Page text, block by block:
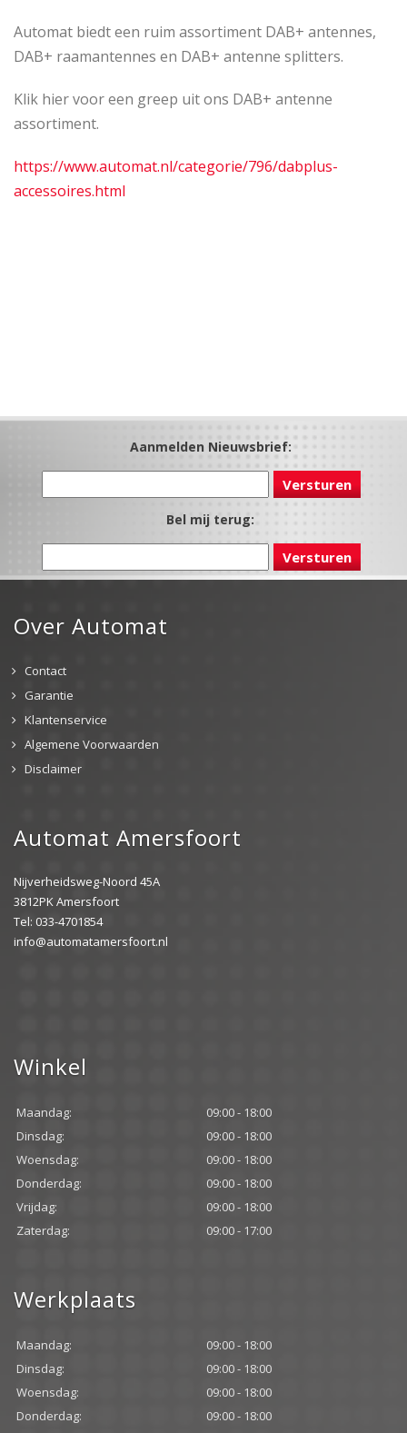
Automat biedt een ruim assortiment DAB+ antennes,
DAB+ raamantennes en DAB+ antenne splitters.
Klik hier voor een greep uit ons DAB+ antenne
assortiment.
https://www.automat.nl/categorie/796/dabplus-
accessoires.html
Aanmelden Nieuwsbrief:
Bel mij terug:
Over Automat
Contact
Garantie
Klantenservice
Algemene Voorwaarden
Disclaimer
Automat Amersfoort
Nijverheidsweg-Noord 45A
3812PK Amersfoort
Tel: 033-4701854
info@automatamersfoort.nl
Winkel
Maandag:
09:00 - 18:00
Dinsdag:
09:00 - 18:00
Woensdag:
09:00 - 18:00
Donderdag:
09:00 - 18:00
Vrijdag:
09:00 - 18:00
Zaterdag:
09:00 - 17:00
Werkplaats
Maandag:
09:00 - 18:00
Dinsdag:
09:00 - 18:00
Woensdag:
09:00 - 18:00
Donderdag:
09:00 - 18:00